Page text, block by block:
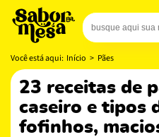
Você está aqui: Início > Pães
23 receitas de pão integral
caseiro e tipos
fofinhos,